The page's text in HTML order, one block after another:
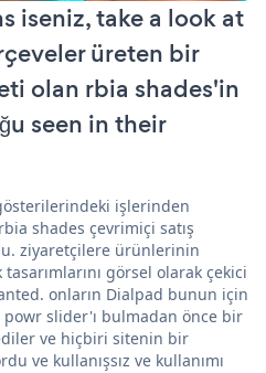
iseniz, take a look at
üreten bir
olan rbia shades'in
seen in their
işlerinden
shades çevrimiçi satış
ziyaretçilere ürünlerinin
görsel olarak çekici
onların Dialpad bunun için
slider'ı bulmadan önce bir
ve hiçbiri sitenin bir
ve kullanışsız ve kullanımı